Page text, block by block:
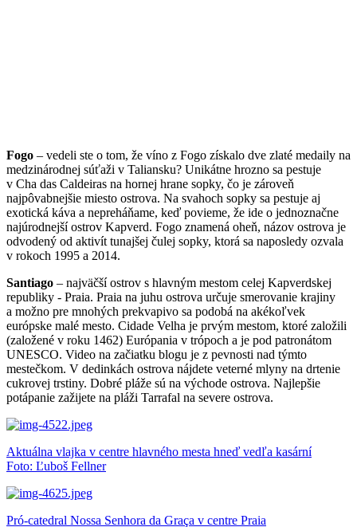
Fogo – vedeli ste o tom, že víno z Fogo získalo dve zlaté medaily na
medzinárodnej súťaži v Taliansku? Unikátne hrozno sa pestuje
v Cha das Caldeiras na hornej hrane sopky, čo je zároveň
najpôvabnejšie miesto ostrova. Na svahoch sopky sa pestuje aj
exotická káva a nepreháňame, keď povieme, že ide o jednoznačne
najúrodnejší ostrov Kapverd. Fogo znamená oheň, názov ostrova je
odvodený od aktivít tunajšej čulej sopky, ktorá sa naposledy ozvala
v rokoch 1995 a 2014.
Santiago – najväčšíostrov s hlavným mestom celej Kapverdskej
republiky - Praia. Praia na juhu ostrova určuje smerovanie krajiny
a možno pre mnohých prekvapivo sa podobá na akékoľvek
európske malé mesto. Cidade Velha je prvým mestom, ktoré založili
(založené v roku 1462) Európania v trópoch a je pod patronátom
UNESCO. Video na začiatku blogu je z pevnosti nad týmto
mestečkom. V dedinkách ostrova nájdete veterné mlyny na drtenie
cukrovej trstiny. Dobré pláže sú na východe ostrova. Najlepšie
potápanie zažijete na pláži Tarrafal na severe ostrova.
Aktuálna vlajka v centre hlavného mesta hneď vedľa kasární
Foto: Ľuboš Fellner
Pró-catedral Nossa Senhora da Graça v centre Praia